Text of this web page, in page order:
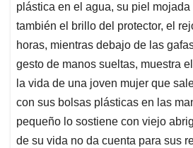
plástica en el agua, su piel
también el brillo del protector, el
horas, mientras debajo de las
gesto de manos sueltas, muestra
la vida de una joven mujer que
con sus bolsas plásticas en las
pequeño lo sostiene con viejo
de su vida no da cuenta para sus